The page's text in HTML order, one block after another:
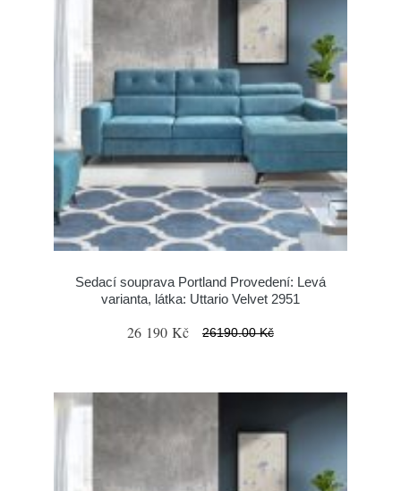
Sedací souprava Portland Provedení: Levá
varianta, látka: Uttario Velvet 2951
26 190 Kč 26190.00 Kč